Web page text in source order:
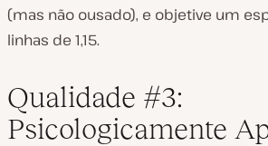
(mas não ousado), e objetive um
linhas de 1,15.
Qualidade #3:
Psicologicamente